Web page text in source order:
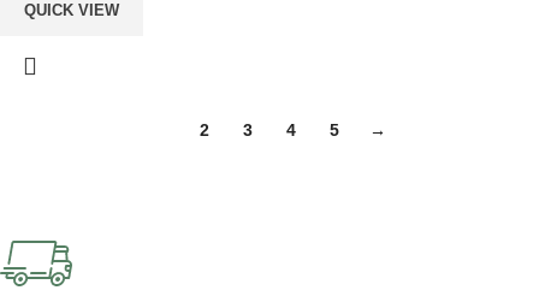
QUICK VIEW
2 3 4 5 →